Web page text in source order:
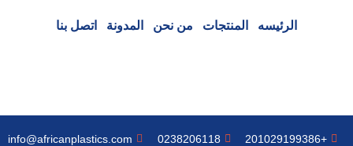
الرئيسه المنتجات من نحن المدونة اتصل بنا
+201029199386
0238206118
info@africanplastics.com